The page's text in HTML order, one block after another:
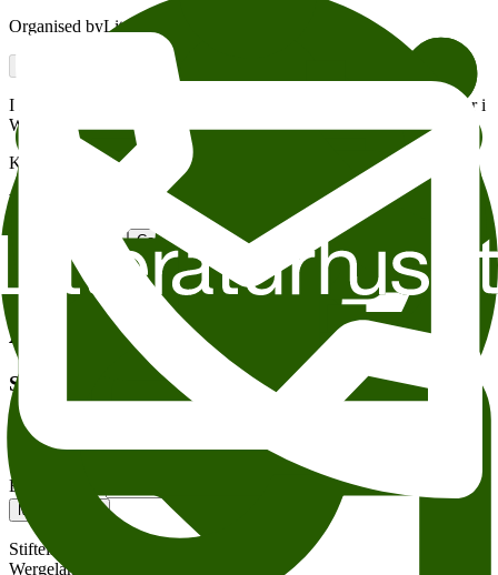
Organised byLitteraturhuset
I sommer kan du se fotball-VM på en av byens største storskjermer i
Wergeland.
Kampstart kl. 21.00. Dørene åpner kl. 19.30.
Wergeland Litteraturhuset Fotball-VM på storskjerm
Copy link About accesesibility
Tema:
Andre anbefalte arrangementer
Sign up for our newsletter
Sign up for our weekly newsletter – and get exciting news and
events in your inbox every week!
Epost-adresse
Meld meg på
Stiftelsen Litteraturhuset
Wergelandsveien 29